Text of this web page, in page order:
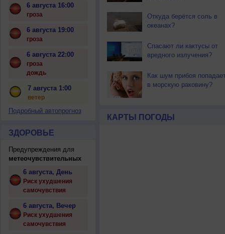
6 августа 16:00
гроза
6 августа 19:00
гроза
6 августа 22:00
гроза
дождь
7 августа 1:00
ветер
Подробный автопрогноз
ЗДОРОВЬЕ
Предупреждения для
метеочувствительных
6 августа, День
Риск ухудшения
самочувствия
6 августа, Вечер
Риск ухудшения
самочувствия
Откуда берётся соль в
океанах?
Спасают ли кактусы от
вредного излучения?
Как шум прибоя
в морскую раковину?
КАРТЫ ПОГОДЫ